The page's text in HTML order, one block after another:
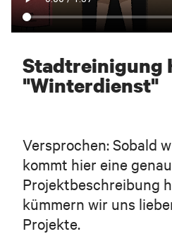
Stadtreinigung
"Winterdienst"
Versprochen: Sobald
kommt hier eine
Projektbeschreibung
kümmern wir uns
Projekte.